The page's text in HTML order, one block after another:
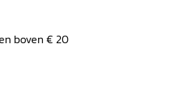
boven € 20